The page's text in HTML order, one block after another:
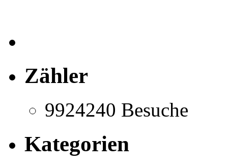
Zähler
9924240 Besuche
Kategorien